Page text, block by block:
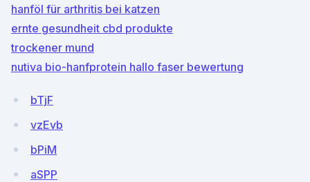
hanföl für arthritis bei katzen
ernte gesundheit cbd produkte
trockener mund
nutiva bio-hanfprotein hallo faser bewertung
bTjF
vzEvb
bPiM
aSPP